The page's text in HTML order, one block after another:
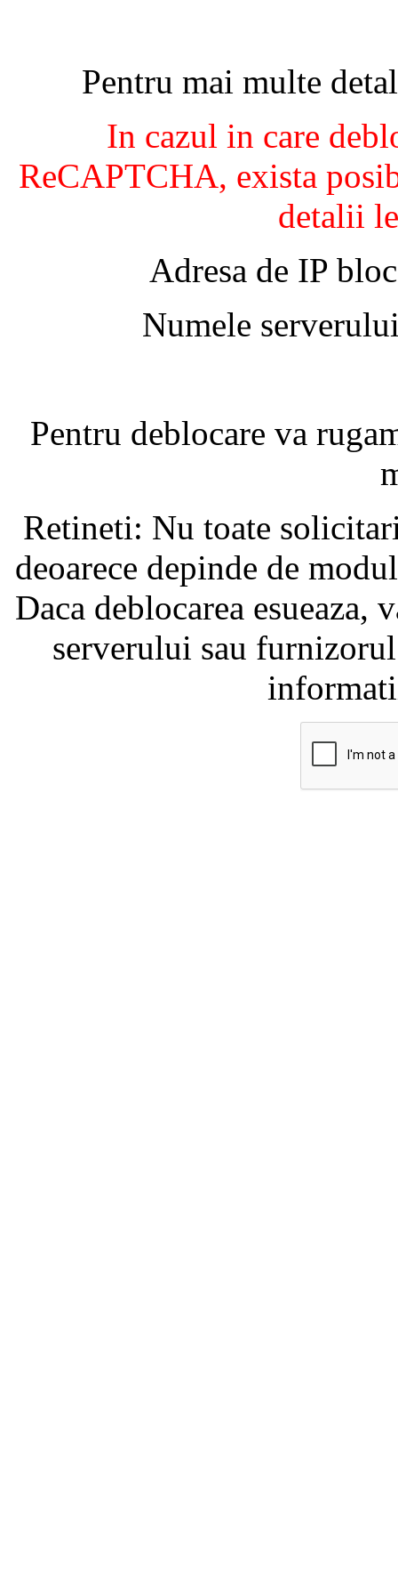
Pentru mai multe
In cazul in care
ReCAPTCHA, exista
detalii
Adresa de IP
Numele
Pentru deblocare va
Retineti: Nu toate
deoarece depinde de
Daca deblocarea
serverului sau